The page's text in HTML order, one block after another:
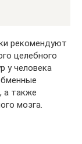
рекомендуют
целебного
у человека
а также
мозга.